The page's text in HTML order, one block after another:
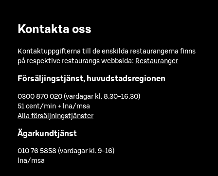
Kontakta oss
Kontaktuppgifterna till de enskilda restaurangerna finns
på respektive restaurangs webbsida: Restauranger
Försäljingstjänst, huvudstadsregionen
0300 870 020 (vardagar kl. 8.30-16.30)
51 cent/min + lna/msa
Alla försäljningstjänster
Ägarkundtjänst
010 76 5858 (vardagar kl. 9-16)
lna/msa